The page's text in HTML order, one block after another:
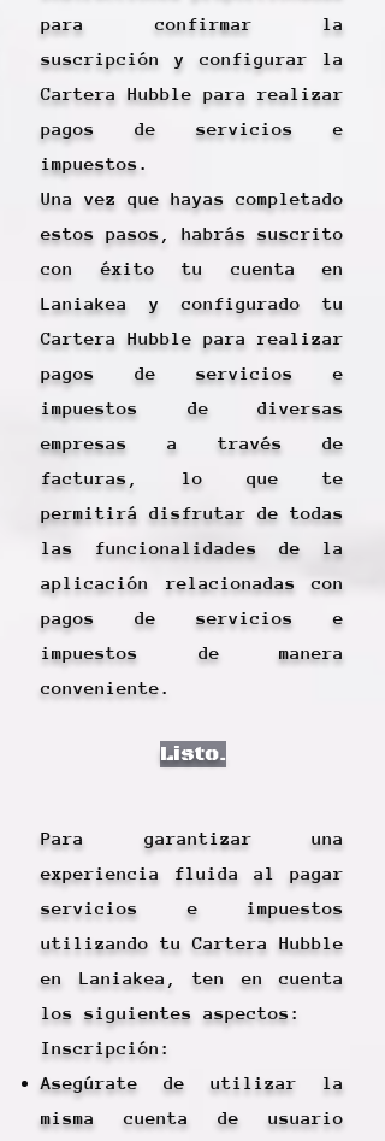
para confirmar la
suscripción y configurar la
Cartera Hubble para realizar
pagos de servicios e
impuestos.
Una vez que hayas completado
estos pasos, habrás suscrito
con éxito tu cuenta en
Laniakea y configurado tu
Cartera Hubble para realizar
pagos de servicios e
impuestos de diversas
empresas a través de
facturas, lo que te
permitirá disfrutar de todas
las funcionalidades de la
aplicación relacionadas con
pagos de servicios e
impuestos de manera
conveniente.
Listo.
Para garantizar una
experiencia fluida al pagar
servicios e impuestos
utilizando tu Cartera Hubble
en Laniakea, ten en cuenta
los siguientes aspectos:
Inscripción:
Asegúrate de utilizar la
misma cuenta de usuario